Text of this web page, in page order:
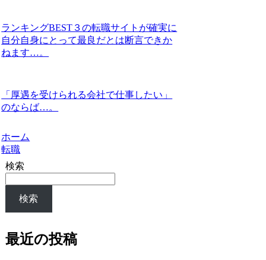
ランキングBEST３の転職サイトが確実に
自分自身にとって最良だとは断言できか
ねます…。
「厚遇を受けられる会社で仕事したい」
のならば…。
ホーム
転職
検索
検索
最近の投稿